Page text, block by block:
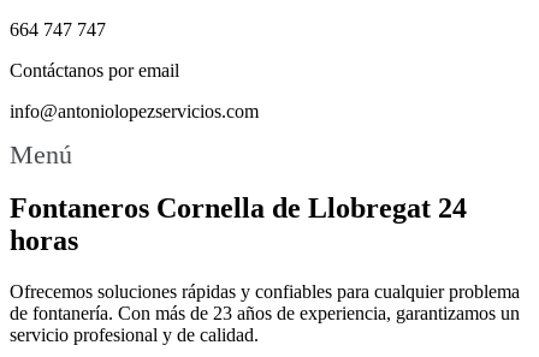
664 747 747
Contáctanos por email
info@antoniolopezservicios.com
Menú
Fontaneros Cornella de Llobregat 24
horas
Ofrecemos soluciones rápidas y confiables para cualquier problema
de fontanería. Con más de 23 años de experiencia, garantizamos un
servicio profesional y de calidad.